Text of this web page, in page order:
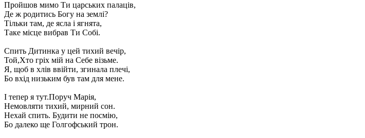
Пройшов мимо Ти царських палаців,
Де ж родитись Богу на землі?
Тільки там, де ясла і ягнята,
Таке місце вибрав Ти Собі.
Спить Дитинка у цей тихий вечір,
Той,Хто гріх мій на Себе візьме.
Я, щоб в хлів ввійти, згинала плечі,
Бо вхід низьким був там для мене.
І тепер я тут.Поруч Марія,
Немовляти тихий, мирний сон.
Нехай спить. Будити не посмію,
Бо далеко ще Голгофський трон.